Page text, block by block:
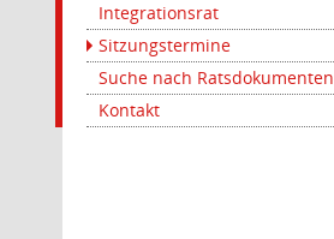
Integrationsrat
Sitzungstermine
Suche nach Ratsdokumenten
Kontakt